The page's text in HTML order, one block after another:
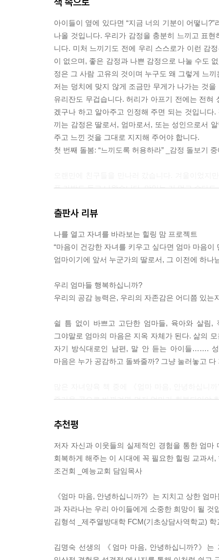
1. 변형을 말하자면
2. 규칙 찾기
3. 사랑받기 충분한 나의 원형
4. 인정하기
5. 나의 화려하고 무거운 옷을 벗으며
6. 나는 있는 그대로 소중한 사람입니다
적용하기 _ 나에게
적용하기 _ 자녀에게
마치는 글
아이들이 옆에 있다면 “지금 너의 기분이 어떻니?”
나올 것입니다. 우리가 감정을 충분히 느끼고 표
니다. 미처 느끼기도 전에 우리 스스로가 이런 감
이 없으며, 좋은 감정과 나쁜 감정으로 나눌 수도
정은 그 사람 고유의 것이며 누구도 왜 그렇게 느
저는 덩치에 맞지 않게 조금만 무게가 나가는 것
유리잔도 무겁습니다. 허리가 아프기 전에는 전
겠구나 하고 알아주고 인정해 주면 되는 것입니
끼는 감정은 딸로서, 엄마로서, 또는 성인으로서
주고 느낀 것을 그대로 지지해 주어야 합니다.
첫 번째 돌봄: “느끼도록 허용하라” _감정 돌보기
품 가방도 들고 나왔습니다. 맛있는 거 먹고 수다
지? 우리 앞으로 어떻게 살지? 몇 년 전에 하던 일
나고 믿게 되어 새롭게 시작한 일인데, 왜 이렇게
제 감정을 들여다보았습니다. 슬픔, 허전함, 속상
품 가방, 최신 유행의 모피를 살 수 있을 정도로 돈
어서 핸드폰이랑 신용카드만 손에 들고 나갔는데
도 그러고 싶은데 그렇지 못해 속상하고 슬펐습
오는 우리 아이한테 “그런 말 하면 못써”라고 진
감정의 확장과 판단을 하게 되지요. 저 또한 마찬
걱정 없이 사는 것이 부러웠습니다. 부러우면 부
구나. 감사할 것이 얼마나 많은데, 너 욕심을 내는
써 저는 지금의 모습, 내가 얼마나 그 가치를 향해
두 번째 돌봄: “원하는 것을 말하라” _욕구 돌보기
---본문 중에서
출판사 리뷰
나를 열고 자녀를 바라보는 힐링 맘 프로젝트
“마음이 건강한 자녀를 키우고 싶다면 엄마 마음이
엄마이기에 앞서 누군가의 딸로서, 그 이전에 하나
우리 엄마들 행복하십니까?
우리의 공감 능력은, 우리의 자존감은 어디쯤 있는
쉴 틈 없이 바쁘고 고단한 엄마들, 육아와 살림,
그야말로 엄마의 마음은 지옥 자체가 된다. 삶의
자기 방식대로인 남편, 말 안 듣는 아이들…….
마음은 누가 공감하고 돌봐줄까? 그냥 눌러놓고
즐거운 곳으로 바뀌려면 먼저 엄마가 회복되어야
감정을 표현하며, 욕구 안에서 나를 찾는 방법,
나를 열고 진짜 자신을 돌보게 된다. 여섯 단계의
첫 번째 감정 돌보기는, 나의 진짜 감정을 찾고
것이 사실인지 판단인지 그 구분점만 알게 되더
다섯 번째 경계선 지키기는 감정과 욕구 그리고
추구하는 목적과 가치에 다가갈 에너지를 공급받
실질적인 적용 활동을 통해 양육자 자신을 알아
추천평
저자 자신과 이웃들의 실제적인 경험을 통한 엄
회복하게 해주는 이 시대에 꼭 필요한 힐링 교과서
조건회 _예능교회 담임목사
《엄마 마음, 안녕하십니까?》는 지치고 상한 엄
과 자라나는 우리 아이들에게 소중한 희망이 될 것
김형석 _제주열방대학 FCM(기초상담사역학교) 학
김명숙 선생의 《엄마 마음, 안녕하십니까?》